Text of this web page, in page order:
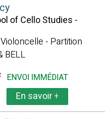
of Cello Studies -
- Partition
BELL
ENVOI IMMÉDIAT
En savoir+